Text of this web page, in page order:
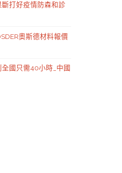
打好疫情防森和診
奧斯德材料報價
國只需40小時_中國